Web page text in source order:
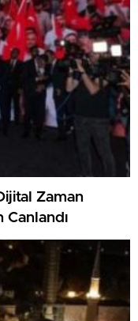
Zaman